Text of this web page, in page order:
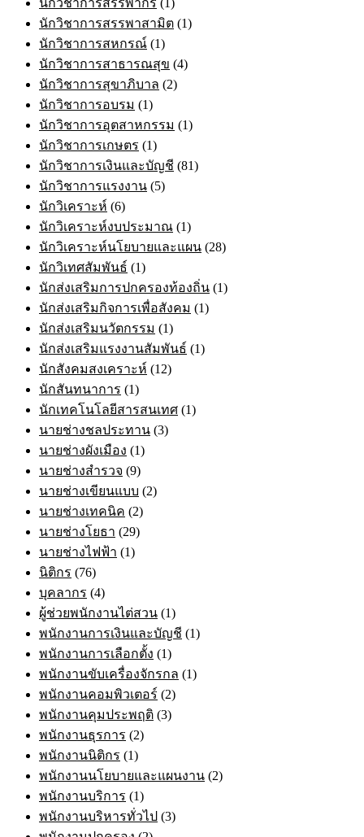
นักวิชาการสรรพาสามิต (1)
นักวิชาการสหกรณ์ (1)
นักวิชาการสาธารณสุข (4)
นักวิชาการสุขาภิบาล (2)
นักวิชาการอบรม (1)
นักวิชาการอุตสาหกรรม (1)
นักวิชาการเกษตร (1)
นักวิชาการเงินและบัญชี (81)
นักวิชาการแรงงาน (5)
นักวิเคราะห์ (6)
นักวิเคราะห์งบประมาณ (1)
นักวิเคราะห์นโยบายและแผน (28)
นักวิเทศสัมพันธ์ (1)
นักส่งเสริมการปกครองท้องถิ่น (1)
นักส่งเสริมกิจการเพื่อสังคม (1)
นักส่งเสริมนวัตกรรม (1)
นักส่งเสริมแรงงานสัมพันธ์ (1)
นักสังคมสงเคราะห์ (12)
นักสันทนาการ (1)
นักเทคโนโลยีสารสนเทศ (1)
นายช่างชลประทาน (3)
นายช่างผังเมือง (1)
นายช่างสำรวจ (9)
นายช่างเขียนแบบ (2)
นายช่างเทคนิค (2)
นายช่างโยธา (29)
นายช่างไฟฟ้า (1)
นิติกร (76)
บุคลากร (4)
ผู้ช่วยพนักงานไต่สวน (1)
พนักงานการเงินและบัญชี (1)
พนักงานการเลือกตั้ง (1)
พนักงานขับเครื่องจักรกล (1)
พนักงานคอมพิวเตอร์ (2)
พนักงานคุมประพฤติ (3)
พนักงานธุรการ (2)
พนักงานนิติกร (1)
พนักงานนโยบายและแผนงาน (2)
พนักงานบริการ (1)
พนักงานบริหารทั่วไป (3)